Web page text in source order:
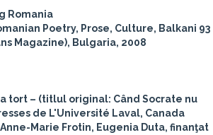
Romania
Poetry, Prose, Culture, Balkani 93
Magazine), Bulgaria, 2008
tort – (titlul original: Când Socrate nu
de L'Université Laval, Canada
Marie Frotin, Eugenia Duta, finanţat